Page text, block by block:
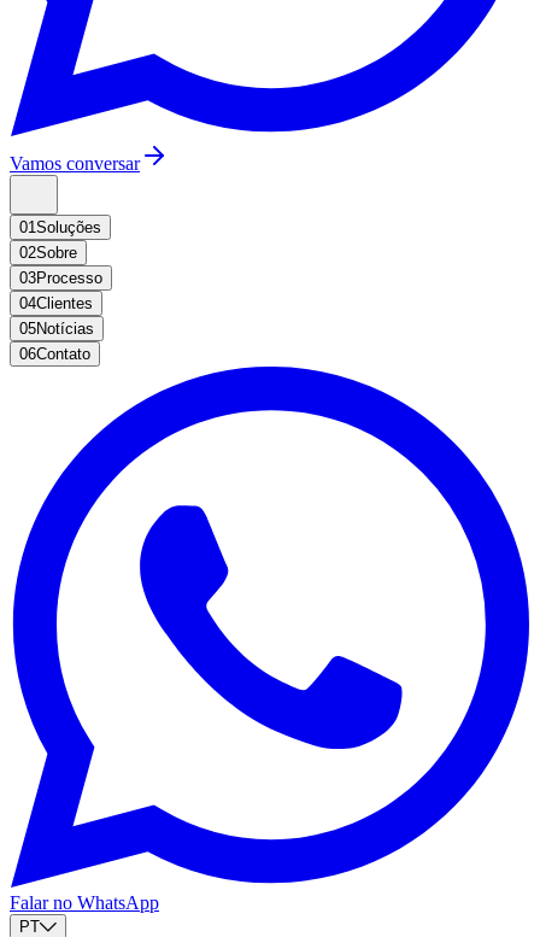
Vamos conversar
01Soluções
02Sobre
03Processo
04Clientes
05Notícias
06Contato
Falar no WhatsApp
PT